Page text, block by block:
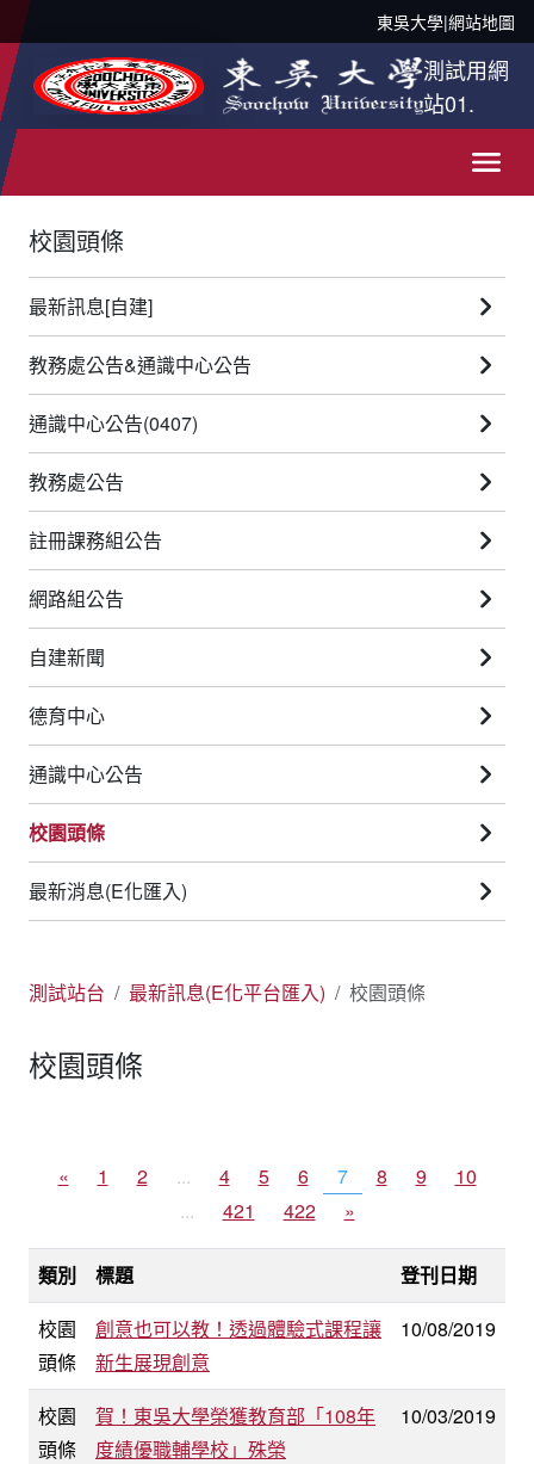
東吳大學|網站地圖
測試用網
站01.
校園頭條
最新訊息[自建]
教務處公告&通識中心公告
通識中心公告(0407)
教務處公告
註冊課務組公告
網路組公告
自建新聞
德育中心
通識中心公告
校園頭條
最新消息(E化匯入)
測試站台 最新訊息(E化平台匯入) 校園頭條
校園頭條
« 1 2 ... 4 5 6 7 8 9
10
...
421 422 »
類別 標題
登刊日期
校園
頭條
創意也可以教！透過體驗式課程讓
新生展現創意
10/08/2019
校園
頭條
賀！東吳大學榮獲教育部「108年
度績優職輔學校」殊榮
10/03/2019